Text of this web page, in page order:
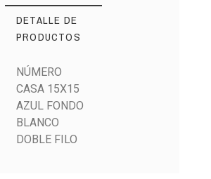
DETALLE DE
PRODUCTOS
NÚMERO
CASA 15X15
AZUL FONDO
BLANCO
DOBLE FILO